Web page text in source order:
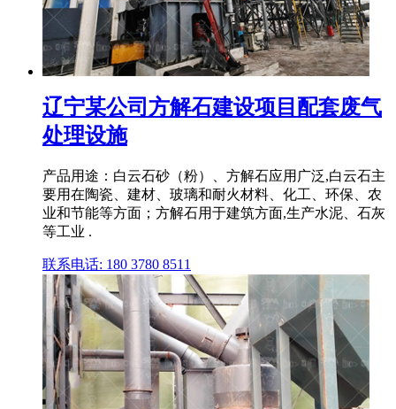
辽宁某公司方解石建设项目配套废气
处理设施
产品用途：白云石砂（粉）、方解石应用广泛,白云石主
要用在陶瓷、建材、玻璃和耐火材料、化工、环保、农
业和节能等方面；方解石用于建筑方面,生产水泥、石灰
等工业 .
联系电话: 180 3780 8511